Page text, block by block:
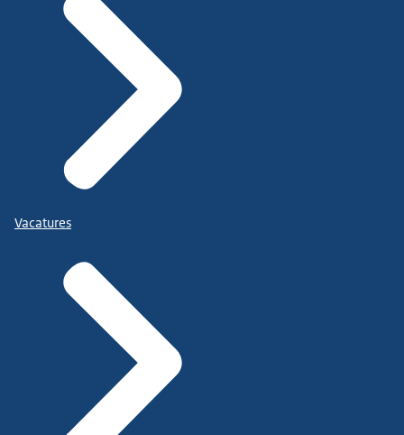
Vacatures